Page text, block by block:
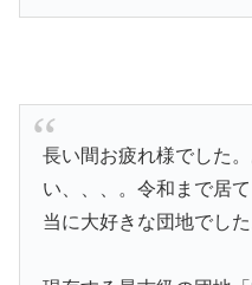
長い間お疲れ様でした
い、、、。令和まで居
当に大好きな団地でした